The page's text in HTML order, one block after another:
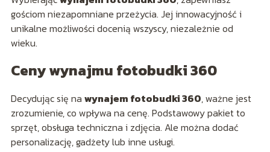
gościom niezapomniane przeżycia. Jej innowacyjność i
unikalne możliwości docenią wszyscy, niezależnie od
wieku.
Ceny wynajmu fotobudki 360
Decydując się na wynajem fotobudki 360, ważne jest
zrozumienie, co wpływa na cenę. Podstawowy pakiet to
sprzęt, obsługa techniczna i zdjęcia. Ale można dodać
personalizację, gadżety lub inne usługi.